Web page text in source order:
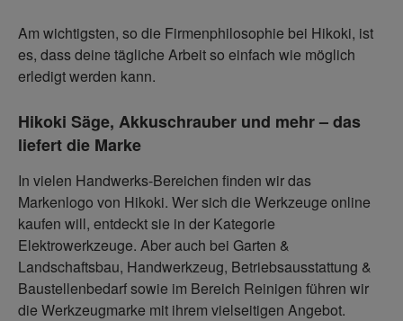
Am wichtigsten, so die Firmenphilosophie bei Hikoki, ist
es, dass deine tägliche Arbeit so einfach wie möglich
erledigt werden kann.
Hikoki Säge, Akkuschrauber und mehr – das
liefert die Marke
In vielen Handwerks-Bereichen finden wir das
Markenlogo von Hikoki. Wer sich die Werkzeuge online
kaufen will, entdeckt sie in der Kategorie
Elektrowerkzeuge. Aber auch bei Garten &
Landschaftsbau, Handwerkzeug, Betriebsausstattung &
Baustellenbedarf sowie im Bereich Reinigen führen wir
die Werkzeugmarke mit ihrem vielseitigen Angebot.